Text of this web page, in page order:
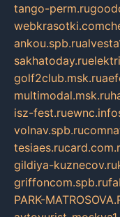
tango-perm.ru
webkrasotki.com
ankou.spb.ru
sakhatoday.ru
golf2club.msk.ru
multimodal.msk.ru
isz-fest.ruewnc.info
volnav.spb.ru
tesiaes.ru
gildiya-kuznecov.ru
griffoncom.spb.ru
PARK-